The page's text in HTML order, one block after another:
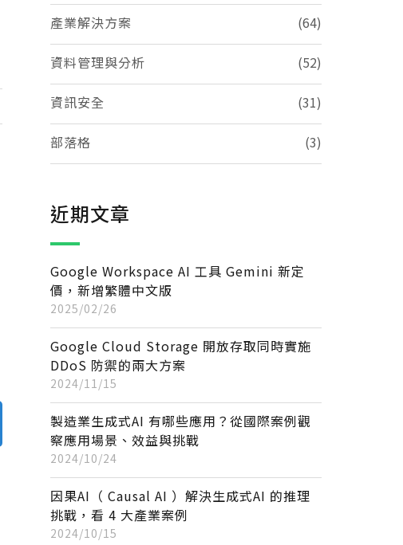
產業解決方案 (64)
資料管理與分析 (52)
資訊安全 (31)
部落格 (3)
近期文章
Google Workspace AI 工具 Gemini 新定
價，新增繁體中文版
2025/02/26
Google Cloud Storage 開放存取同時實施
DDoS 防禦的兩大方案
2024/11/15
製造業生成式AI 有哪些應用？從國際案例觀
察應用場景、效益與挑戰
2024/10/24
因果AI（ Causal AI ）解決生成式AI 的推理
挑戰，看 4 大產業案例
2024/10/15